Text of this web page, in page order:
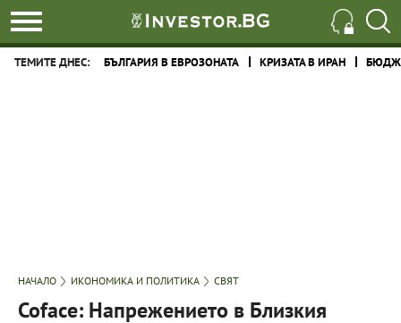
ТЕМИТЕ ДНЕС: БЪЛГАРИЯ В ЕВРОЗОНАТА КРИЗАТА В ИРАН
НАЧАЛО ИКОНОМИКА И ПОЛИТИКА СВЯТ
Coface: Напрежението в Близкия